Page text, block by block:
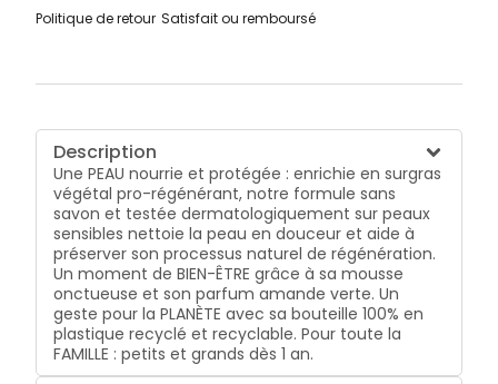
Politique de retour Satisfait ou remboursé
Description
Une PEAU nourrie et protégée : enrichie en surgras
végétal pro-régénérant, notre formule sans
savon et testée dermatologiquement sur peaux
sensibles nettoie la peau en douceur et aide à
préserver son processus naturel de régénération.
Un moment de BIEN-ÊTRE grâce à sa mousse
onctueuse et son parfum amande verte. Un
geste pour la PLANÈTE avec sa bouteille 100% en
plastique recyclé et recyclable. Pour toute la
FAMILLE : petits et grands dès 1 an.